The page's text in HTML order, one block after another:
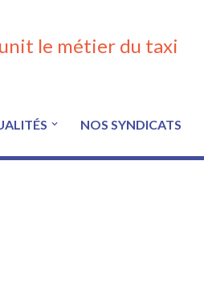
le métier du taxi
NOS SYNDICATS